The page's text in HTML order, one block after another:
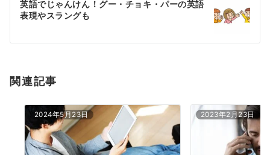
ン
英語でじゃんけん！グー・チョキ・パーの英語
表現やスラングも
関連記事
2024年5月23日 2023年2月23日